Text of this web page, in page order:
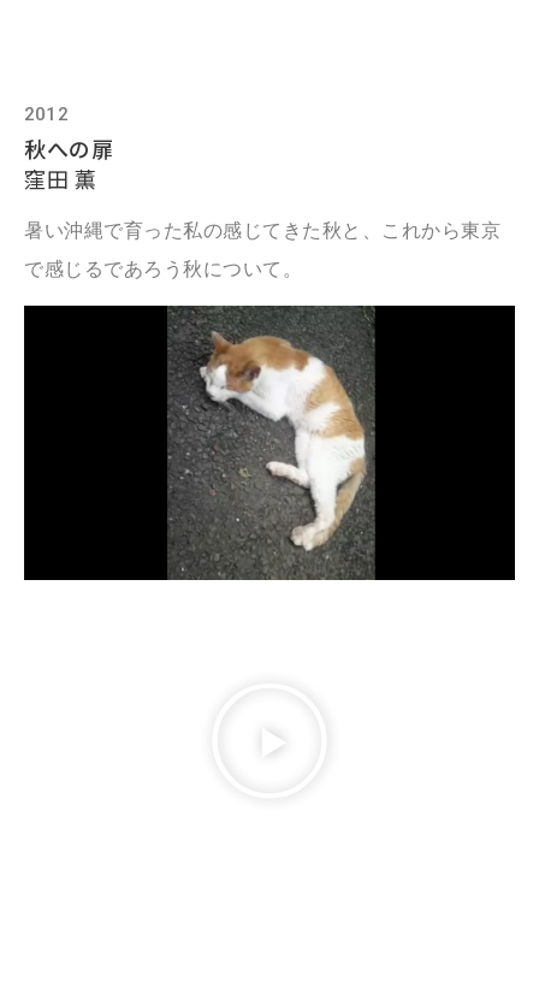
2012
秋への扉
窪田 薫
暑い沖縄で育った私の感じてきた秋と、これから東京
で感じるであろう秋について。